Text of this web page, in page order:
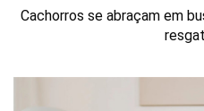
Cachorros se abraçam em